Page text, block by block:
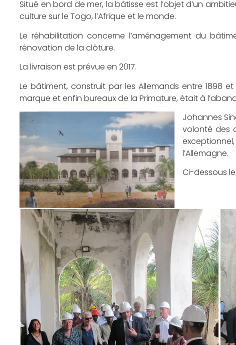
Situé en bord de mer, la bâtisse est l’objet d’un
culture sur le Togo, l’Afrique et le monde.
Le réhabilitation concerne l’aménagement du
rénovation de la clôture.
La livraison est prévue en 2017.
Le bâtiment, construit par les Allemands entre 1898
marque et enfin bureaux de la Primature, était à
Johannes
volonté des
l’Allemagne.
Ci-dessous